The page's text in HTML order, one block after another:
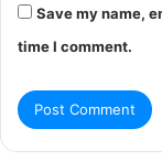
Save my name,
time I comment.